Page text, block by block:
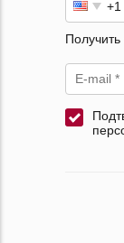
Получить